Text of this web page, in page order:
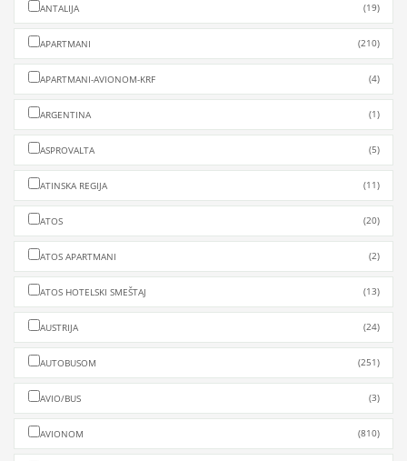
ANTALIJA (19)
APARTMANI (210)
APARTMANI-AVIONOM-KRF (4)
ARGENTINA (1)
ASPROVALTA (5)
ATINSKA REGIJA (11)
ATOS (20)
ATOS APARTMANI (2)
ATOS HOTELSKI SMEŠTAJ (13)
AUSTRIJA (24)
AUTOBUSOM (251)
AVIO/BUS (3)
AVIONOM (810)